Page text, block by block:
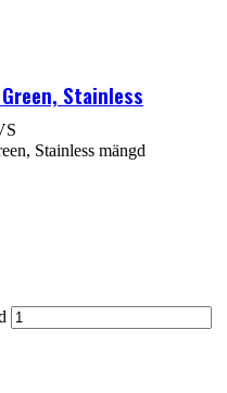
Stainless
Stainless mängd